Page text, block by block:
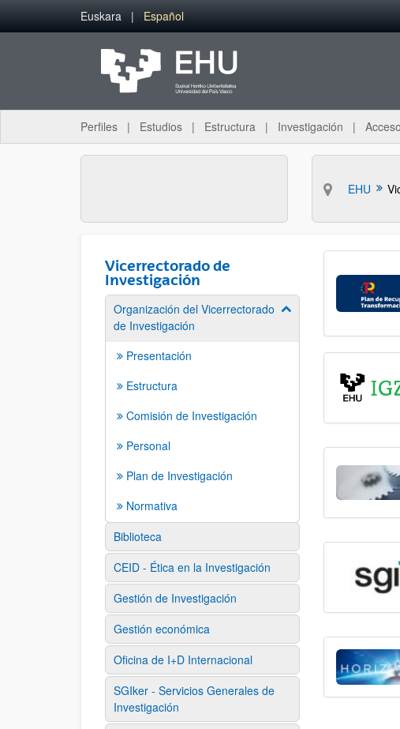
Saltar al contenido principal
Euskara Español
Perfiles Estudios Estructura Investigación
EHU
Vicerrectorado de
Investigación
Organización del Vicerrectorado
de Investigación
Mostrar/ocultar
Presentación
Estructura
Comisión de Investigación
Personal
Plan de Investigación
Normativa
Biblioteca
CEID - Ética en la Investigación
Gestión de Investigación
Gestión económica
Oficina de I+D Internacional
SGIker - Servicios Generales de
Investigación